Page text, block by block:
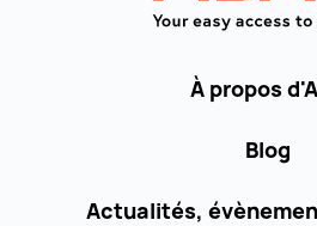
À propos
Blog
Actualités,